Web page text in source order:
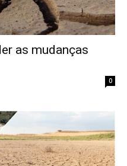
as mudanças
0